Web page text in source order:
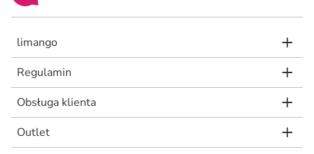
limango
Regulamin
Obsługa klienta
Outlet